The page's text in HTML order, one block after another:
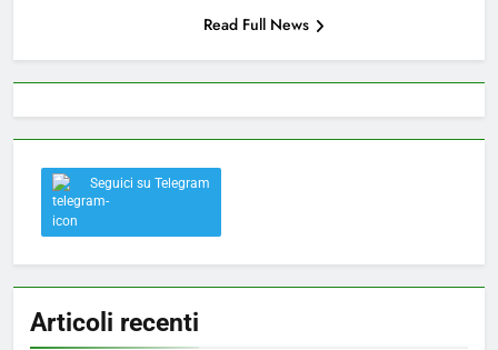
Read Full News
Seguici su Telegram
Articoli recenti